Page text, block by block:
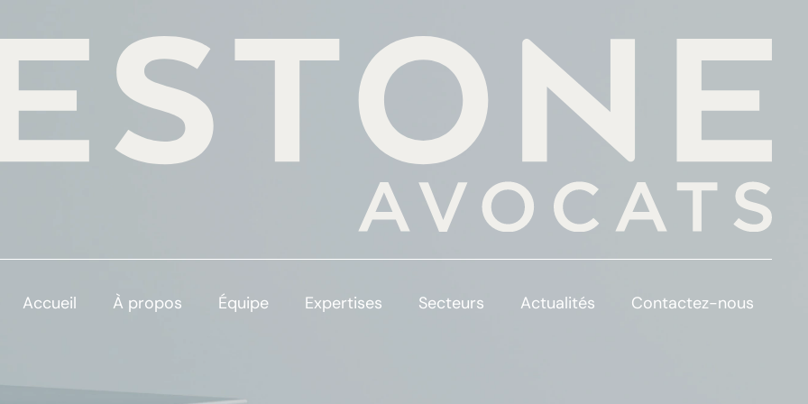
Accueil À propos Équipe Expertises Secteurs Actualités Contactez-nous